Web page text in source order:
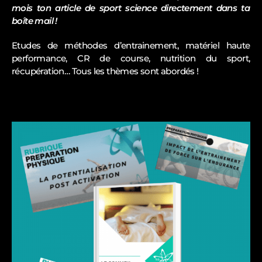
Analyses détaillées des séances : illimité
Discussion et débriefing : illimité, par message
ou appels
Stratégie nutritionnelle (valeur 59€/mois)
Analyse vidéo running, muscu (valeur 79€)
Livre conseil optimisation du matériel (valeur
15€) + conseils personnalisés
mois ton article de sport science directement dans ta
boîte mail !
Etudes de méthodes d’entrainement, matériel haute
performance, CR de course, nutrition du sport,
récupération… Tous les thèmes sont abordés !